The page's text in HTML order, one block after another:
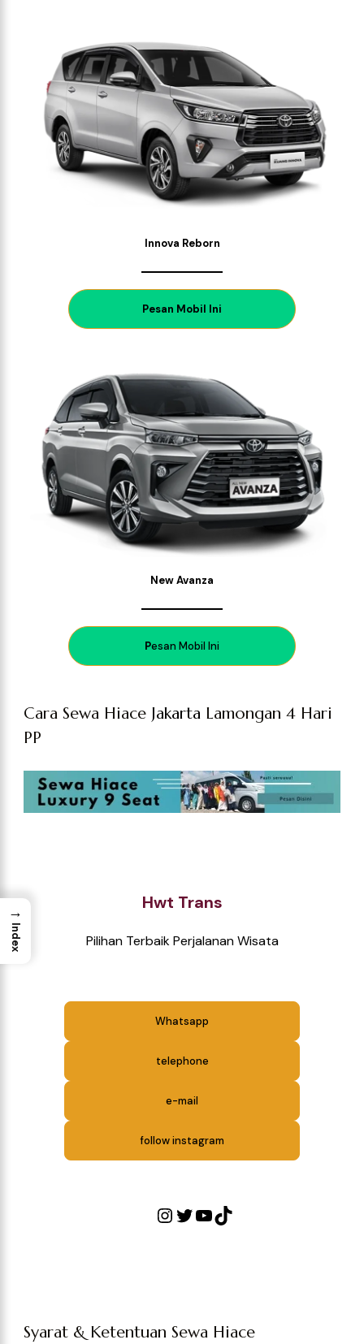
Innova Reborn
Pesan Mobil Ini
New Avanza
Pesan Mobil Ini
Cara Sewa Hiace Jakarta Lamongan 4 Hari
PP
Hwt Trans
Pilihan Terbaik Perjalanan Wisata
Whatsapp
telephone
e-mail
follow instagram
Syarat & Ketentuan Sewa Hiace
→
Index